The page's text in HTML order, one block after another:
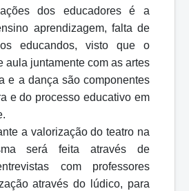
dos educadores é a
aprendizagem, falta de
educandos, visto que o
aula juntamente com as artes
e a dança são componentes
e do processo educativo em
a valorização do teatro na
será feita através de
com professores
através do lúdico, para